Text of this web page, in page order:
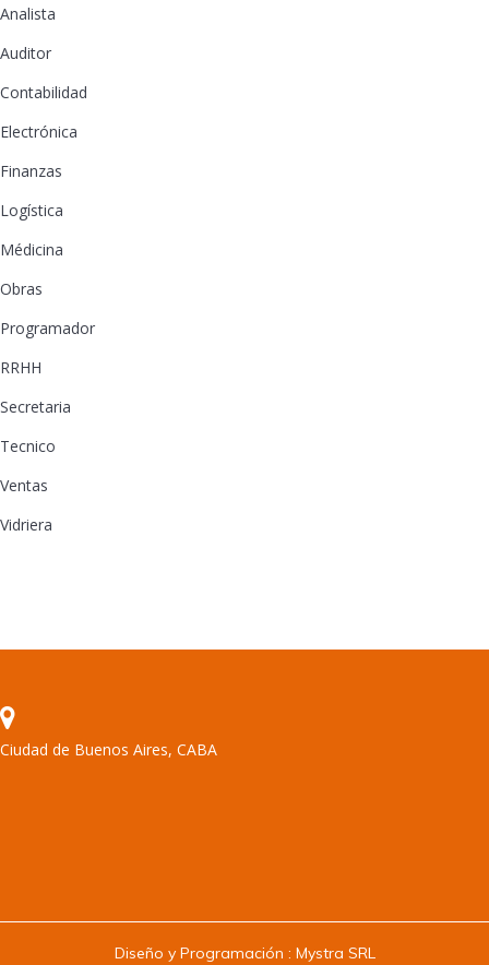
Analista
Auditor
Contabilidad
Electrónica
Finanzas
Logística
Médicina
Obras
Programador
RRHH
Secretaria
Tecnico
Ventas
Vidriera
Ciudad de Buenos Aires, CABA
Diseño y Programación : Mystra SRL